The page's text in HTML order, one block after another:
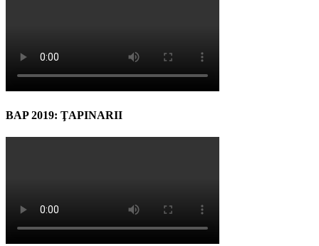
BAP 2019: ŢAPINARII